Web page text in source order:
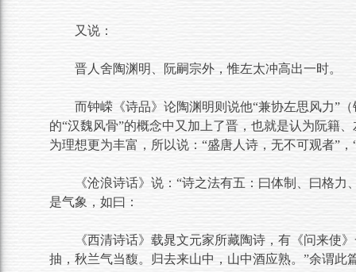
又说：
晋人舍陶渊明、阮嗣宗外，惟左太冲高出一时。
而钟嵘《诗品》论陶渊明则说他“兼协左思风力”
的“汉魏风骨”的概念中又加上了晋，也就是认为阮籍
为理想更为丰富，所以说：“盛唐人诗，无不可观者”
《沧浪诗话》说：“诗之法有五：曰体制、曰格
是气象，如曰：
《西清诗话》载晁文元家所藏陶诗，有《问来使
抽，秋兰气当馥。归去来山中，山中酒应熟。”余谓